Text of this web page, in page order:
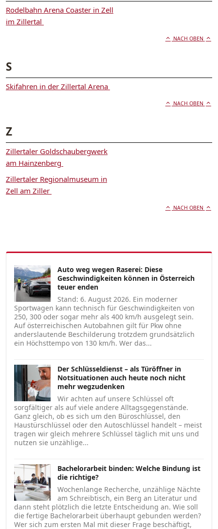
Rodelbahn Arena Coaster in Zell
im Zillertal
NACH OBEN
S
Skifahren in der Zillertal Arena
NACH OBEN
Z
Zillertaler Goldschaubergwerk
am Hainzenberg
Zillertaler Regionalmuseum in
Zell am Ziller
NACH OBEN
Auto weg wegen Raserei: Diese
Geschwindigkeiten können in Österreich
teuer enden
Stand: 6. August 2026. Ein moderner
Sportwagen kann technisch für Geschwindigkeiten von
250, 300 oder sogar mehr als 400 km/h ausgelegt sein.
Auf österreichischen Autobahnen gilt für Pkw ohne
anderslautende Beschilderung trotzdem grundsätzlich
ein Höchsttempo von 130 km/h. Wer das...
Der Schlüsseldienst – als Türöffner in
Notsituationen auch heute noch nicht
mehr wegzudenken
Wir achten auf unsere Schlüssel oft
sorgfältiger als auf viele andere Alltagsgegenstände.
Ganz gleich, ob es sich um den Büroschlüssel, den
Haustürschlüssel oder den Autoschlüssel handelt – meist
tragen wir gleich mehrere Schlüssel täglich mit uns und
nutzen sie unzählige...
Bachelorarbeit binden: Welche Bindung ist
die richtige?
Wochenlange Recherche, unzählige Nächte
am Schreibtisch, ein Berg an Literatur und
dann steht plötzlich die letzte Entscheidung an. Wie soll
die fertige Bachelorarbeit überhaupt gebunden werden?
Wer sich zum ersten Mal mit dieser Frage beschäftigt,